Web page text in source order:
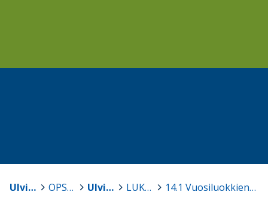
Ulvila OPS 2016 > Ulvilan kaupungin perusopetuksen opetussuunnitelma 2016 > LUKU 14 Vuosiluokat 3-6 > 14.1 Vuosiluokkien 2 ja 3 välinen siirtymävaihe ja vuosiluokkien 3-6 tehtävä